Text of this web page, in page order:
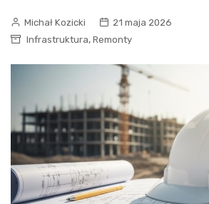
Michał Kozicki
21 maja 2026
Infrastruktura, Remonty